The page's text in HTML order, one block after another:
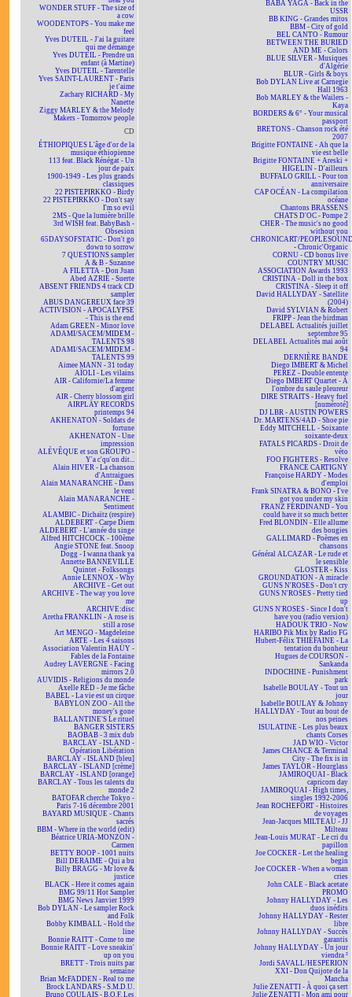
WONDER STUFF - The size of
a cow
WOODENTOPS - You make me
feel
Yves DUTEIL - J'ai la guitare
qui me démange
Yves DUTEIL - Prendre un
enfant (à Martine)
Yves DUTEIL - Tarentelle
Yves SAINT-LAURENT - Paris
je t'aime
Zachary RICHARD - My
Nanette
Ziggy MARLEY & the Melody
Makers - Tomorrow people
CD
ÉTHIOPIQUES L'âge d'or de la
musique éthiopienne
113 feat. Black Rénégat - Un
jour de paix
1900-1949 - Les plus grands
classiques
22 PISTEPIRKKO - Birdy
22 PISTEPIRKKO - Don't say
I'm so evil
2MS - Que la lumière brille
3rd WISH feat. BabyBash -
Obsesion
65DAYSOFSTATIC - Don't go
down to sorrow
7 QUESTIONS sampler
A & B - Suzanne
A FILETTA - Don Juan
Abed AZRIÉ - Suerte
ABSENT FRIENDS 4 track CD
sampler
ABUS DANGEREUX face 39
ACTIVISION - APOCALYPSE
- This is the end
Adam GREEN - Minor love
ADAMI/SACEM/MIDEM -
TALENTS 98
ADAMI/SACEM/MIDEM -
TALENTS 99
Aimee MANN - 31 today
AÏOLI - Les vilains
AIR - Californie/La femme
d'argent
AIR - Cherry blossom girl
AIRPLAY RECORDS
printemps 94
AKHENATON - Soldats de
fortune
AKHENATON - Une
impression
ALÉVÊQUE et son GROUPO -
Y'a c'qu'on dit...
Alain HIVER - La chanson
d'Antraigues
Alain MANARANCHE - Dans
le vent
Alain MANARANCHE -
Sentiment
ALAMBIC - Dichaïtz (respire)
ALDEBERT - Carpe Diem
ALDEBERT - L'année du singe
Alfred HITCHCOCK - 100ème
Angie STONE feat. Snoop
Dogg - I wanna thank ya
Annette BANNEVILLE
Quintet - Folksongs
Annie LENNOX - Why
ARCHIVE - Get out
ARCHIVE - The way you love
me
ARCHIVE:disc
Aretha FRANKLIN - A rose is
still a rose
Art MENGO - Magdeleine
ARTE - Les 4 saisons
Association Valentin HAÜY -
Fables de la Fontaine
Audrey LAVERGNE - Facing
mirrors 2.0
AUVIDIS - Religions du monde
Axelle RED - Je me fâche
BABEL - La vie est un cirque
BABYLON ZOO - All the
money's gone
BALLANTINE'S Le rituel
BANGER SISTERS
BAOBAB - 3 mix dub
BARCLAY - ISLAND -
Opération Libération
BARCLAY - ISLAND [bleu]
BARCLAY - ISLAND [crème]
BARCLAY - ISLAND [orange]
BARCLAY - Tous les talents du
monde 2
BATOFAR cherche Tokyo -
Paris 7-16 décembre 2001
BAYARD MUSIQUE - Chants
sacrés
BBM - Where in the world (edit)
Béatrice URIA-MONZON -
Carmen
BETTY BOOP - 1001 nuits
Bill DERAIME - Qui a bu
Billy BRAGG - Mr love &
justice
BLACK - Here it comes again
BMG 99/11 Hot Sampler
BMG News Janvier 1999
Bob DYLAN - Le sampler Rock
and Folk
Bobby KIMBALL - Hold the
line
Bonnie RAITT - Come to me
Bonnie RAITT - Love sneakin'
up on you
BRETT - Trois nuits par
semaine
Brian McFADDEN - Real to me
Brock LANDARS - S.M.D.U.
Bruno COULAIS - B.O.F. Les
BABA YAGA - Back in the
USSR
BB KING - Grandes mitos
BBM - City of gold
BEL CANTO - Rumour
BETWEEN THE BURIED
AND ME - Colors
BLUE SILVER - Musiques
d'Algérie
BLUR - Girls & boys
Bob DYLAN Live at Carnegie
Hall 1963
Bob MARLEY & the Wailers -
Kaya
BORDERS & 6° - Your musical
passport
BRETONS - Chanson rock été
2007
Brigitte FONTAINE - Ah que la
vie est belle
Brigitte FONTAINE + Areski +
HIGELIN - D'ailleurs
BUFFALO GRILL - Pour ton
anniversaire
CAP OCÉAN - La compilation
océane
Chantons BRASSENS
CHATS D'OC - Pompe 2
CHER - The music's no good
without you
CHRONICART/
- Chronic'Organic
CORNU - CD bonus live
COUNTRY MUSIC
ASSOCIATION Awards 1993
CRISTINA - Doll in the box
CRISTINA - Sleep it off
David HALLYDAY - Satellite
(2004)
David SYLVIAN & Robert
FRIPP - Jean the birdman
DELABEL Actualités juillet
septembre 95
DELABEL Actualités mai août
94
DERNIÈRE BANDE
Diego IMBERT & Michel
PEREZ - Double entente
Diego IMBERT Quartet - À
l'ombre du saule pleureur
DIRE STRAITS - Heavy fuel
[numéroté]
DJ LBR - AUSTIN POWERS
Dr. MARTENS/4AD - Shoe pie
Eddy MITCHELL - Soixante
soixante-deux
FATALS PICARDS - Droit de
véto
FOO FIGHTERS - Resolve
FRANCE CARTIGNY
Françoise HARDY - Modes
d'emploi
Frank SINATRA & BONO - I've
got you under my skin
FRANZ FERDINAND - You
could have it so much better
Fred BLONDIN - Elle allume
des bougies
GALLIMARD - Poèmes en
chansons
Général ALCAZAR - Le rude et
le sensible
GLOSTER - Kiss
GROUNDATION - A miracle
GUNS N'ROSES - Don't cry
GUNS N'ROSES - Pretty tied
up
GUNS N'ROSES - Since I don't
have you (radio version)
HADOUK TRIO - Now
HARIBO Pik Mix by Radio FG
Hubert-Félix THIÉFAINE - La
tentation du bonheur
Hugues de COURSON -
Sankanda
INDOCHINE - Punishment
park
Isabelle BOULAY - Tout un
jour
Isabelle BOULAY & Johnny
HALLYDAY - Tout au bout de
nos peines
ISULATINE - Les plus beaux
chants Corses
JAD WIO - Victor
James CHANCE & Terminal
City - The fix is in
James TAYLOR - Hourglass
JAMIROQUAI - Black
capricorn day
JAMIROQUAI - High times,
singles 1992-2006
Jean ROCHEFORT - Histoires
de voyages
Jean-Jacques MILTEAU - JJ
Milteau
Jean-Louis MURAT - Le cri du
papillon
Joe COCKER - Let the healing
begin
Joe COCKER - When a woman
cries
John CALE - Black acetate
PROMO
Johnny HALLYDAY - Les
duos inédits
Johnny HALLYDAY - Rester
libre
Johnny HALLYDAY - Succès
garantis
Johnny HALLYDAY - Un jour
viendra ²
Jordi SAVALL/HESPERION
XXI - Don Quijote de la
Mancha
Julie ZENATTI - À quoi ça sert
Julie ZENATTI - Mon ami pour